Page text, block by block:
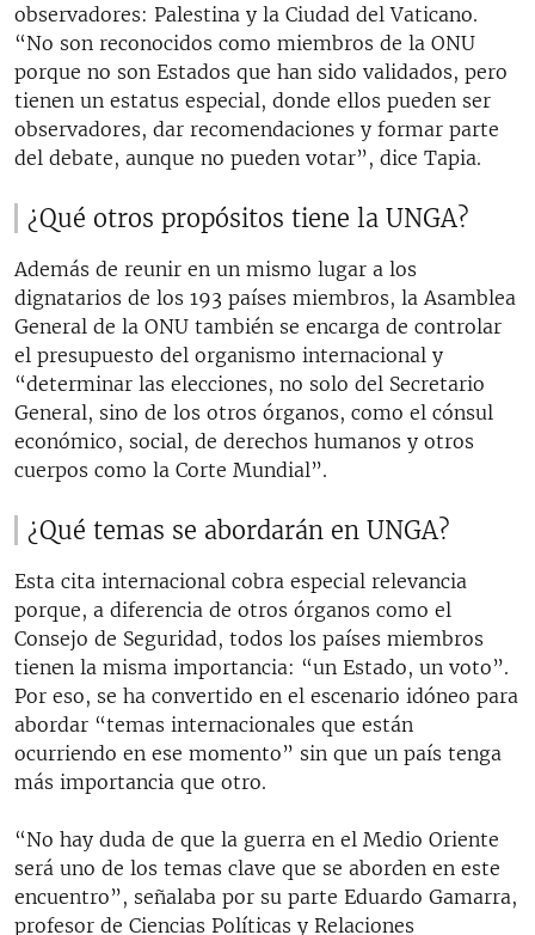
observadores: Palestina y la Ciudad del Vaticano.
“No son reconocidos como miembros de la ONU
porque no son Estados que han sido validados, pero
tienen un estatus especial, donde ellos pueden ser
observadores, dar recomendaciones y formar parte
del debate, aunque no pueden votar”, dice Tapia.
¿Qué otros propósitos tiene la UNGA?
Además de reunir en un mismo lugar a los
dignatarios de los 193 países miembros, la Asamblea
General de la ONU también se encarga de controlar
el presupuesto del organismo internacional y
“determinar las elecciones, no solo del Secretario
General, sino de los otros órganos, como el cónsul
económico, social, de derechos humanos y otros
cuerpos como la Corte Mundial”.
¿Qué temas se abordarán en UNGA?
Esta cita internacional cobra especial relevancia
porque, a diferencia de otros órganos como el
Consejo de Seguridad, todos los países miembros
tienen la misma importancia: “un Estado, un voto”.
Por eso, se ha convertido en el escenario idóneo para
abordar “temas internacionales que están
ocurriendo en ese momento” sin que un país tenga
más importancia que otro.
“No hay duda de que la guerra en el Medio Oriente
será uno de los temas clave que se aborden en este
encuentro”, señalaba por su parte Eduardo Gamarra,
profesor de Ciencias Políticas y Relaciones